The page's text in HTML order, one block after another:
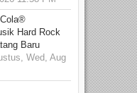
Hard Rock
Baru
Wed, Aug